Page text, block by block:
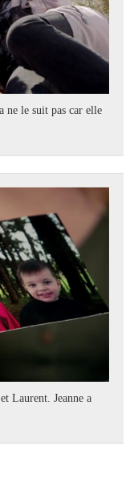
ne le suit pas car elle
Laurent. Jeanne a